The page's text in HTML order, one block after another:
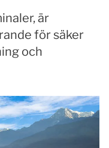
är
för säker
och